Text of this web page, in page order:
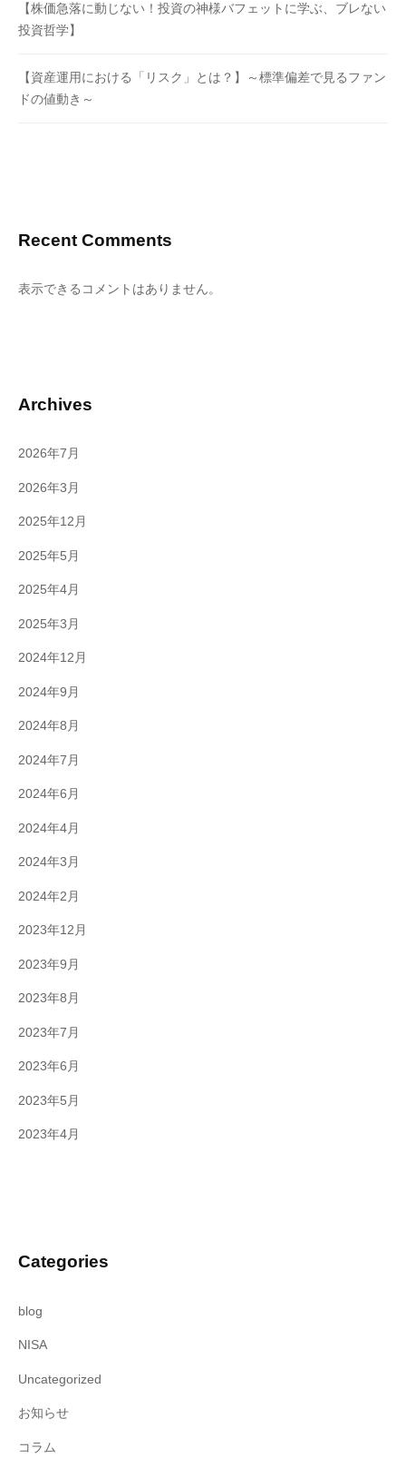
【株価急落に動じない！投資の神様バフェットに学ぶ、ブレない
投資哲学】
【資産運用における「リスク」とは？】～標準偏差で見るファン
ドの値動き～
Recent Comments
表示できるコメントはありません。
Archives
2026年7月
2026年3月
2025年12月
2025年5月
2025年4月
2025年3月
2024年12月
2024年9月
2024年8月
2024年7月
2024年6月
2024年4月
2024年3月
2024年2月
2023年12月
2023年9月
2023年8月
2023年7月
2023年6月
2023年5月
2023年4月
Categories
blog
NISA
Uncategorized
お知らせ
コラム